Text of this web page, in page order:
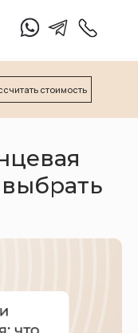
T elegam
стоимость